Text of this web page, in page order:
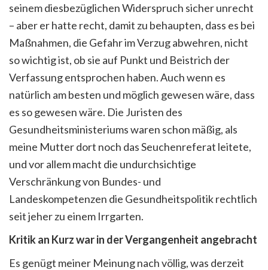
seinem diesbezüglichen Widerspruch sicher unrecht
– aber er hatte recht, damit zu behaupten, dass es bei
Maßnahmen, die Gefahr im Verzug abwehren, nicht
so wichtig ist, ob sie auf Punkt und Beistrich der
Verfassung entsprochen haben. Auch wenn es
natürlich am besten und möglich gewesen wäre, dass
es so gewesen wäre. Die Juristen des
Gesundheitsministeriums waren schon mäßig, als
meine Mutter dort noch das Seuchenreferat leitete,
und vor allem macht die undurchsichtige
Verschränkung von Bundes- und
Landeskompetenzen die Gesundheitspolitik rechtlich
seit jeher zu einem Irrgarten.
Kritik an Kurz war in der Vergangenheit angebracht
Es genügt meiner Meinung nach völlig, was derzeit